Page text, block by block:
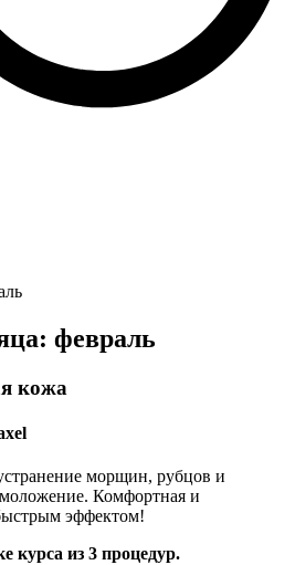
февраль
кожа
морщин, рубцов и
Комфортная и
эффектом!
курса из 3 процедур.